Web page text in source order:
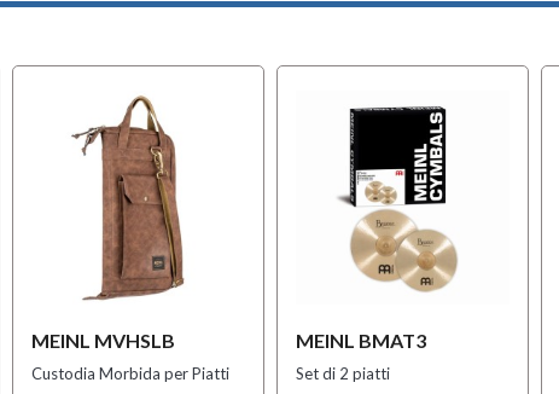
MEINL MVHSLB
Custodia Morbida per Piatti
MEINL BMAT3
Set di 2 piatti